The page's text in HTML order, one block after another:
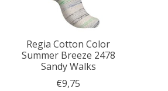
Regia Cotton Color
Summer Breeze 2478
Sandy Walks
€9,75